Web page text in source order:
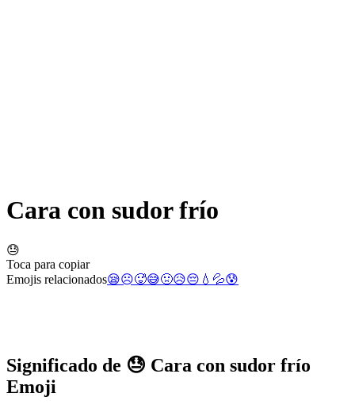
Cara con sudor frío
😓
Toca para copiar
Emojis relacionados😪☹️🥵😅🤢😥😔 💧 💦😰
Significado de 😓 Cara con sudor frío
Emoji